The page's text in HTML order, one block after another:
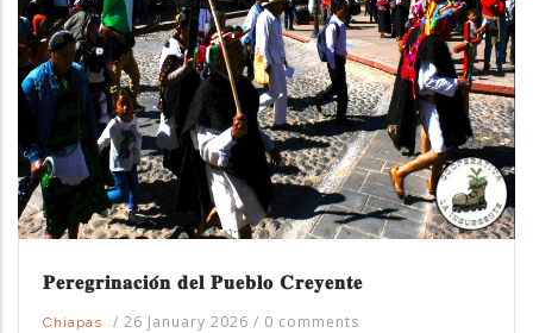
𝐏𝐞𝐫𝐞𝐠𝐫𝐢𝐧𝐚𝐜𝐢𝐨́𝐧 𝐝𝐞𝐥 𝐏𝐮𝐞𝐛𝐥𝐨 𝐂𝐫𝐞𝐲𝐞𝐧𝐭𝐞
Chiapas / 26 January 2026 / 0 comments